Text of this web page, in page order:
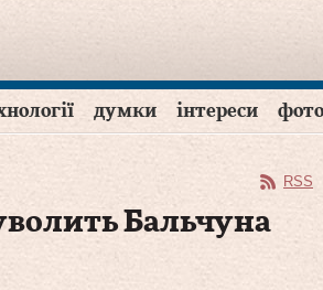
думки інтереси фото
RSS
Бальчуна